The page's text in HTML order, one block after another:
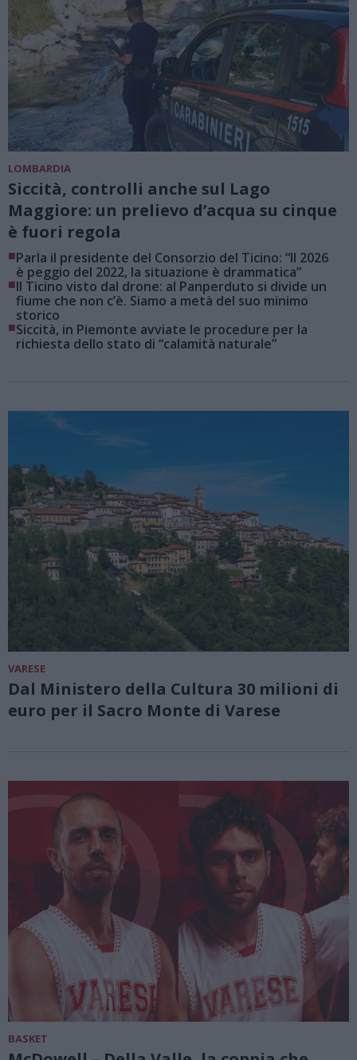
LOMBARDIA
Siccità, controlli anche sul Lago
Maggiore: un prelievo d’acqua su cinque
è fuori regola
■Parla il presidente del Consorzio del Ticino: “Il 2026
è peggio del 2022, la situazione è drammatica”
■Il Ticino visto dal drone: al Panperduto si divide un
fiume che non c’è. Siamo a metà del suo minimo
storico
■Siccità, in Piemonte avviate le procedure per la
richiesta dello stato di “calamità naturale”
VARESE
Dal Ministero della Cultura 30 milioni di
euro per il Sacro Monte di Varese
BASKET